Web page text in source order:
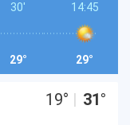
30'
29°
14:45
29°
19° | 31°